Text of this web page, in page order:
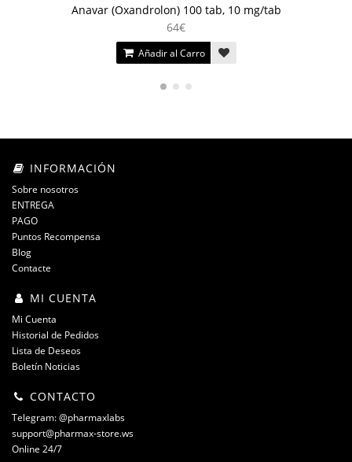
Anavar (Oxandrolon) 100 tab, 10 mg/tab
64€
Añadir al Carro
INFORMACIÓN
Sobre nosotros
ENTREGA
PAGO
Puntos Recompensa
Blog
Contacte
MI CUENTA
Mi Cuenta
Historial de Pedidos
Lista de Deseos
Boletín Noticias
CONTACTO
Telegram: @pharmaxlabs
support@pharmax-store.ws
Online 24/7